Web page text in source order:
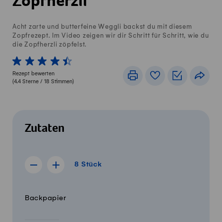
Acht zarte und butterfeine Weggli backst du mit diesem
Zopfrezept. Im Video zeigen wir dir Schritt für Schritt, wie du
die Zopfherzli zöpfelst.
1 von 5 Sterne
2 von 5 Sterne
3 von 5 Sterne
4 von 5 Sterne
5 von 5 Sterne
Rezept bewerten
(4.4 Sterne / 18 Stimmen)
DruckenRezeptbuch
Zutaten
Rezept für 7 Stück anzeigen
Rezept für 9 Stück anzeigen
8 Stück
MengeZutaten
Backpapier